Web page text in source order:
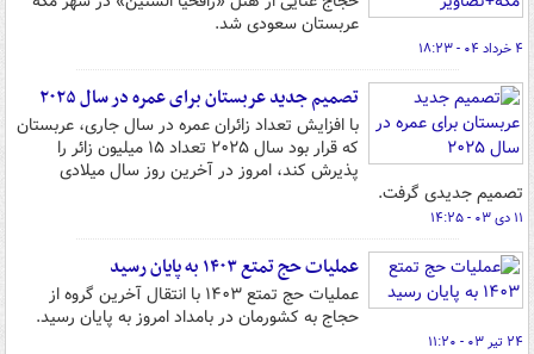
عربستان سعودی شد.
۴ خرداد ۰۴ - ۱۸:۲۳
تصمیم جدید عربستان برای عمره در سال ۲۰۲۵
با افزایش تعداد زائران عمره در سال جاری، عربستان
که قرار بود سال ۲۰۲۵ تعداد ۱۵ میلیون زائر را
پذیرش کند، امروز در آخرین روز سال میلادی
تصمیم جدیدی گرفت.
۱۱ دی ۰۳ - ۱۴:۲۵
عملیات حج تمتع ۱۴۰۳ به پایان رسید
عملیات حج تمتع ۱۴۰۳ با انتقال آخرین گروه از
حجاج به کشورمان در بامداد امروز به پایان رسید.
۲۴ تیر ۰۳ - ۱۱:۲۰